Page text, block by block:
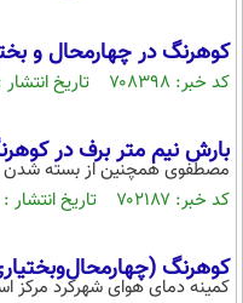
کوهرنگ در چهارمحال و بختیاری؛ ۲۲
کد خبر: ۷۰۸۳۹۸ تاریخ انتشار : ۱۳۹۸/۱۰/۲۲
بارش نیم متر برف در
مصطفوی همچنین از بسته شدن راه ارتباطی بیش از ۱۰۰ روستای این شهرستان،
کد خبر: ۷۰۲۱۸۷ تاریخ انتشار : ۱۳۹۸/۰۹/۱۶
کوهرنگ (چهارمحال‌وبختیاری) 18 درجه
کمینه دمای هوای شهرکرد مرکز استان هم منفی ۷